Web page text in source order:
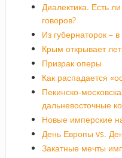
Диалектика. Есть
говоров?
Из губернаторок –
Крым открывает
Призрак оперы
Как распадается
Пекинско-
дальневосточные
Новые имперские
День Европы vs.
Закатные мечты